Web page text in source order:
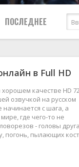
Мелодрамы
Приключения
Семейные
Спорт
Триллеры
ПОСЛЕДНЕЕ
2024
2023
2022
2021
в Full HD
качестве HD
озвучкой на русском
с шага, а
где чего-то не
- головы
погонь, пылающих